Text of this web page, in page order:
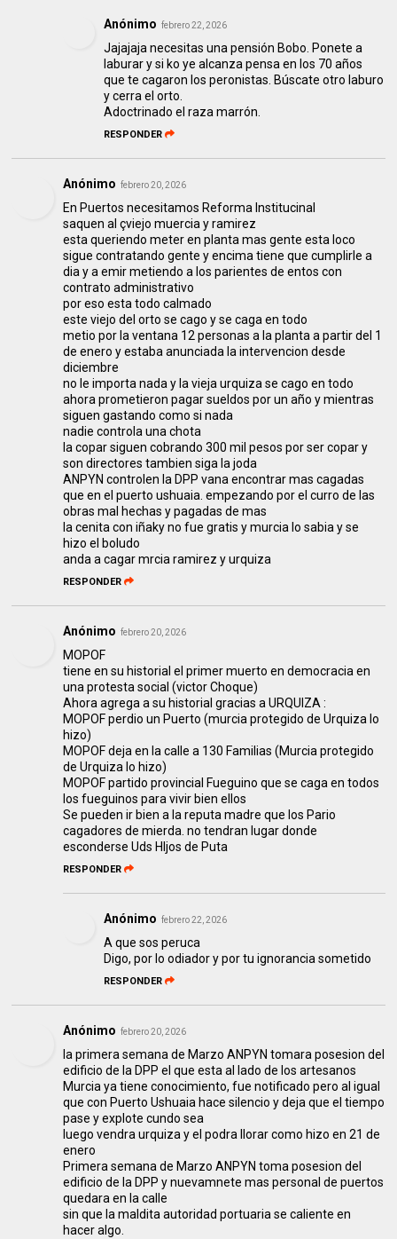
Anónimo febrero 22, 2026
Jajajaja necesitas una pensión Bobo. Ponete a
laburar y si ko ye alcanza pensa en los 70 años
que te cagaron los peronistas. Búscate otro laburo
y cerra el orto.
Adoctrinado el raza marrón.
RESPONDER
Anónimo febrero 20, 2026
En Puertos necesitamos Reforma Institucinal
saquen al çviejo muercia y ramirez
esta queriendo meter en planta mas gente esta loco
sigue contratando gente y encima tiene que cumplirle a
dia y a emir metiendo a los parientes de entos con
contrato administrativo
por eso esta todo calmado
este viejo del orto se cago y se caga en todo
metio por la ventana 12 personas a la planta a partir del 1
de enero y estaba anunciada la intervencion desde
diciembre
no le importa nada y la vieja urquiza se cago en todo
ahora prometieron pagar sueldos por un año y mientras
siguen gastando como si nada
nadie controla una chota
la copar siguen cobrando 300 mil pesos por ser copar y
son directores tambien siga la joda
ANPYN controlen la DPP vana encontrar mas cagadas
que en el puerto ushuaia. empezando por el curro de las
obras mal hechas y pagadas de mas
la cenita con iñaky no fue gratis y murcia lo sabia y se
hizo el boludo
anda a cagar mrcia ramirez y urquiza
RESPONDER
Anónimo febrero 20, 2026
MOPOF
tiene en su historial el primer muerto en democracia en
una protesta social (victor Choque)
Ahora agrega a su historial gracias a URQUIZA :
MOPOF perdio un Puerto (murcia protegido de Urquiza lo
hizo)
MOPOF deja en la calle a 130 Familias (Murcia protegido
de Urquiza lo hizo)
MOPOF partido provincial Fueguino que se caga en todos
los fueguinos para vivir bien ellos
Se pueden ir bien a la reputa madre que los Pario
cagadores de mierda. no tendran lugar donde
esconderse Uds HIjos de Puta
RESPONDER
Anónimo febrero 22, 2026
A que sos peruca
Digo, por lo odiador y por tu ignorancia sometido
RESPONDER
Anónimo febrero 20, 2026
la primera semana de Marzo ANPYN tomara posesion del
edificio de la DPP el que esta al lado de los artesanos
Murcia ya tiene conocimiento, fue notificado pero al igual
que con Puerto Ushuaia hace silencio y deja que el tiempo
pase y explote cundo sea
luego vendra urquiza y el podra llorar como hizo en 21 de
enero
Primera semana de Marzo ANPYN toma posesion del
edificio de la DPP y nuevamnete mas personal de puertos
quedara en la calle
sin que la maldita autoridad portuaria se caliente en
hacer algo.